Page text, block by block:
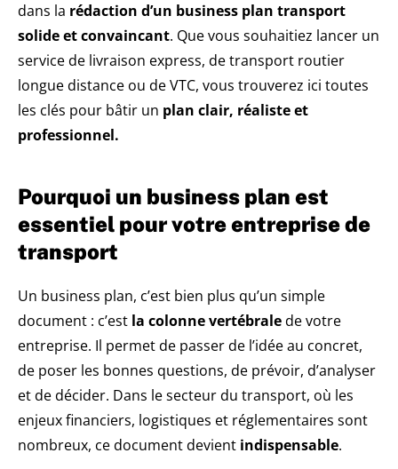
dans la rédaction d’un business plan transport
solide et convaincant. Que vous souhaitiez lancer un
service de livraison express, de transport routier
longue distance ou de VTC, vous trouverez ici toutes
les clés pour bâtir un plan clair, réaliste et
professionnel.
Pourquoi un business plan est
essentiel pour votre entreprise de
transport
Un business plan, c’est bien plus qu’un simple
document : c’est la colonne vertébralede votre
entreprise. Il permet de passer de l’idée au concret,
de poser les bonnes questions, de prévoir, d’analyser
et de décider. Dans le secteur du transport, où les
enjeux financiers, logistiques et réglementaires sont
nombreux, ce document devient indispensable.